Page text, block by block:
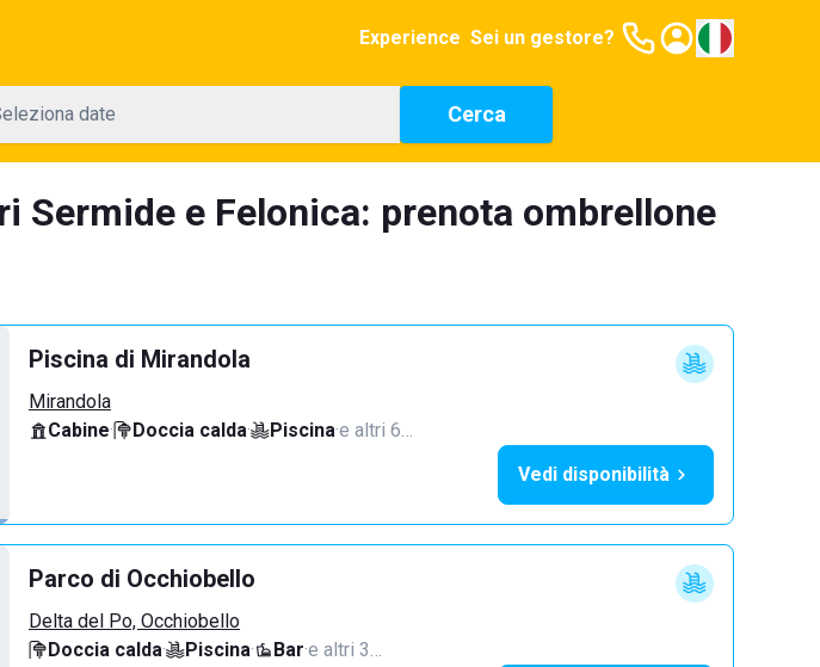
Experience Sei un gestore?
date Cerca
Sermide e Felonica: prenota ombrellone
Piscina di Mirandola
Mirandola
Cabine· Doccia calda· Piscina·e altri 6…
Vedi disponibilità
Parco di Occhiobello
Delta del Po, Occhiobello
Doccia calda· Piscina· Bar·e altri 3…